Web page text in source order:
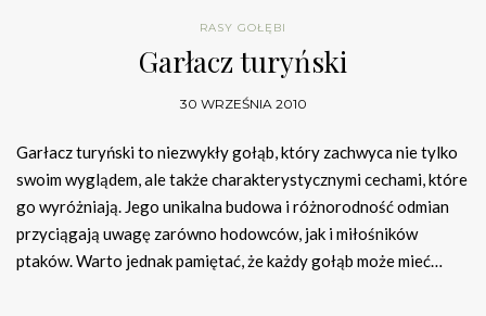
RASY GOŁĘBI
Garłacz turyński
30 WRZEŚNIA 2010
Garłacz turyński to niezwykły gołąb, który zachwyca nie tylko
swoim wyglądem, ale także charakterystycznymi cechami, które
go wyróżniają. Jego unikalna budowa i różnorodność odmian
przyciągają uwagę zarówno hodowców, jak i miłośników
ptaków. Warto jednak pamiętać, że każdy gołąb może mieć…